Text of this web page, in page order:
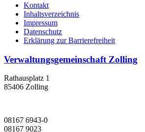
Kontakt
Inhaltsverzeichnis
Impressum
Datenschutz
Erklärung zur Barrierefreiheit
Verwaltungsgemeinschaft Zolling
Rathausplatz 1
85406 Zolling
08167 6943-0
08167 9023